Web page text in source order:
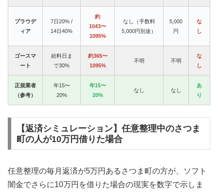
プラウデ
ィア
7日20% /
14日40%
約
1043〜
1095%
なし（手数料
5,000円別途）
5,000
円
な
し
ゴースマ
ート
給料日ま
で30%
約365〜
1095%
不明 不明
な
し
正規業者
（参考）
年15〜
20%
年15〜
20%
なし なし
あ
り
【返済シミュレーション】任意整理中のさつま
町の人が10万円借りた場合
任意整理の毎月返済が5万円あるさつま町の方が、ソフト
闇金でさらに10万円を借りた場合の現実を数字で示しま